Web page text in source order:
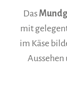
Das
mit
im Käse